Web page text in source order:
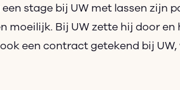
stage bij UW met lassen zijn
moeilijk. Bij UW zette hij door
een contract getekend bij